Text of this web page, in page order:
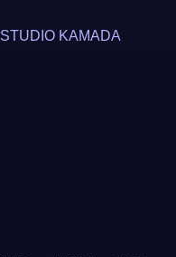
STUDIO KAMADA